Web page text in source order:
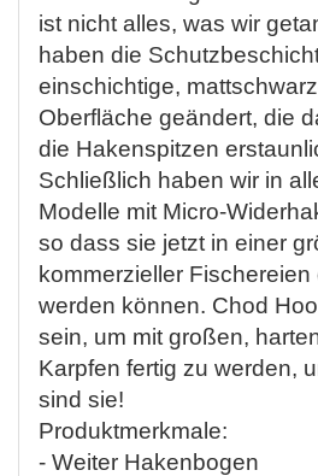
ist nicht alles, was wir
haben die
einschichtige,
Oberfläche geändert, die
die Hakenspitzen
Schließlich haben wir in
Modelle mit Micro-
so dass sie jetzt in einer
kommerzieller
werden können. Chod
sein, um mit großen,
Karpfen fertig zu werden,
sind sie!
Produktmerkmale:
- Weiter Hakenbogen